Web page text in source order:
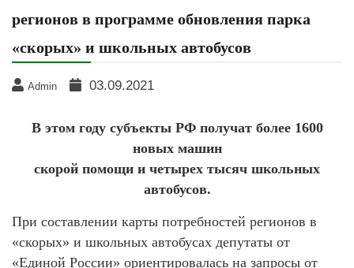
регионов в программе обновления парка
«скорых» и школьных автобусов
Admin 03.09.2021
В этом году субъекты РФ получат более 1600
новых машин
скорой помощи и четырех тысяч школьных
автобусов.
При составлении карты потребностей регионов в
«скорых» и школьных автобусах депутаты от
«Единой России» ориентировалась на запросы от